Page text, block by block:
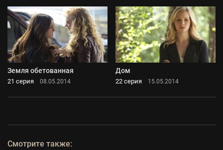
Земля обетованная
21 серия 08.05.2014
Дом
22 серия 15.05.2014
Смотрите также: